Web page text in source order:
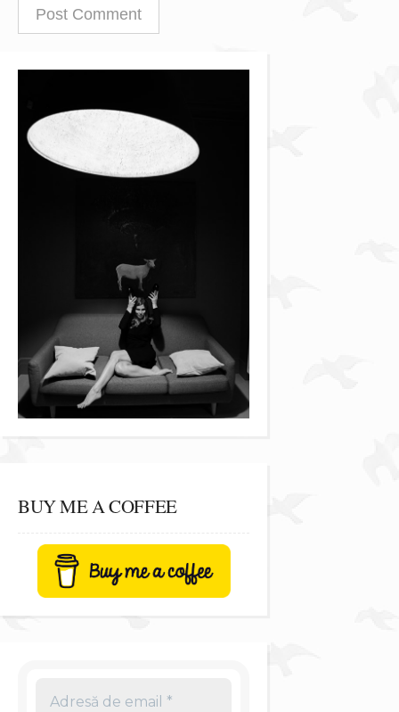
BUY ME A COFFEE